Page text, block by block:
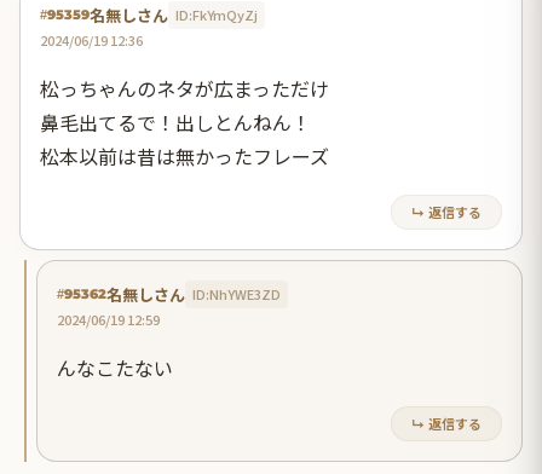
#95359名無しさん ID:FkYmQyZj
2024/06/19 12:36
松っちゃんのネタが広まっただけ
鼻毛出てるで！出しとんねん！
松本以前は昔は無かったフレーズ
↳ 返信する
#95362名無しさん ID:NhYWE3ZD
2024/06/19 12:59
んなこたない
↳ 返信する